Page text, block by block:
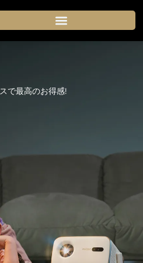
こでも持ち運べる、革新的ポータ
ジェクター